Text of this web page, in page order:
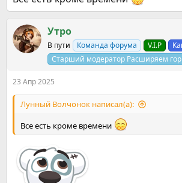
Утро
В пути Команда форума V.I.P
Старший модератор Расширяем
23 Апр 2025
Лунный Волчонок написал(а):
Все есть кроме времени